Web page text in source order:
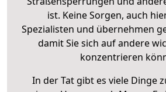
ist. Keine Sorgen, auch
Spezialisten und übernehmen
damit Sie sich auf andere
konzentrieren
In der Tat gibt es viele Dinge